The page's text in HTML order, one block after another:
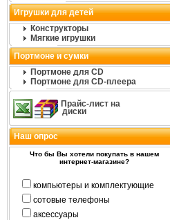
Игрушки для детей
Конструкторы
Мягкие игрушки
Портмоне и сумки
Портмоне для CD
Портмоне для CD-плеера
Прайс-лист на
диски
Наш опрос
Что бы Вы хотели покупать в нашем
интернет-магазине?
компьютеры и комплектующие
сотовые телефоны
аксессуары